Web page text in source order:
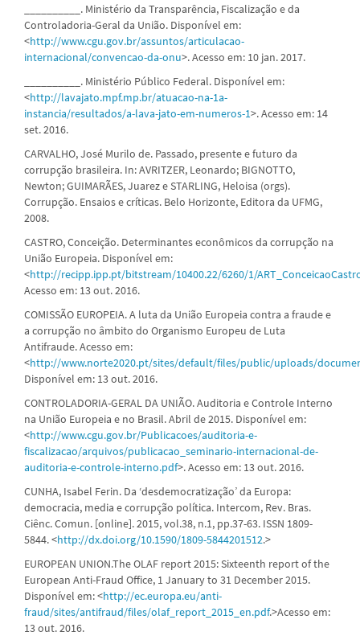
__________. Ministério da Transparência, Fiscalização e da
Controladoria-Geral da União. Disponível em:
<http://www.cgu.gov.br/assuntos/articulacao-
internacional/convencao-da-onu>. Acesso em: 10 jan. 2017.
__________. Ministério Público Federal. Disponível em:
<http://lavajato.mpf.mp.br/atuacao-na-1a-
instancia/resultados/a-lava-jato-em-numeros-1>. Acesso em: 14
set. 2016.
CARVALHO, José Murilo de. Passado, presente e futuro da
corrupção brasileira. In: AVRITZER, Leonardo; BIGNOTTO,
Newton; GUIMARÃES, Juarez e STARLING, Heloisa (orgs).
Corrupção. Ensaios e críticas. Belo Horizonte, Editora da UFMG,
2008.
CASTRO, Conceição. Determinantes econômicos da corrupção na
União Europeia. Disponível em:
<http://recipp.ipp.pt/bitstream/10400.22/6260/1/
Acesso em: 13 out. 2016.
COMISSÃO EUROPEIA. A luta da União Europeia contra a fraude e
a corrupção no âmbito do Organismo Europeu de Luta
Antifraude. Acesso em:
<http://www.norte2020.pt/sites/default/files/public/uploads/
Disponível em: 13 out. 2016.
CONTROLADORIA-GERAL DA UNIÃO. Auditoria e Controle Interno
na União Europeia e no Brasil. Abril de 2015. Disponível em:
<http://www.cgu.gov.br/Publicacoes/auditoria-e-
fiscalizacao/arquivos/publicacao_seminario-internacional-de-
auditoria-e-controle-interno.pdf>. Acesso em: 13 out. 2016.
CUNHA, Isabel Ferin. Da ‘desdemocratização’ da Europa:
democracia, media e corrupção política. Intercom, Rev. Bras.
Ciênc. Comun. [online]. 2015, vol.38, n.1, pp.37-63. ISSN 1809-
5844. <http://dx.doi.org/10.1590/1809-5844201512.>
EUROPEAN UNION.The OLAF report 2015: Sixteenth report of the
European Anti-Fraud Office, 1 January to 31 December 2015.
Disponível em: <http://ec.europa.eu/anti-
fraud/sites/antifraud/files/olaf_report_2015_en.pdf.>Acesso em:
13 out. 2016.